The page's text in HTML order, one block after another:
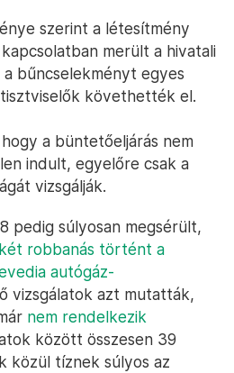
szerint a létesítmény
merült a hivatali
a bűncselekményt egyes
követhették el.
a büntetőeljárás nem
indult, egyelőre csak a
vizsgálják.
pedig súlyosan megsérült,
két robbanás történt a
autógáz-
vizsgálatok azt mutatták,
nem rendelkezik
között összesen 39
közül tíznek súlyos az